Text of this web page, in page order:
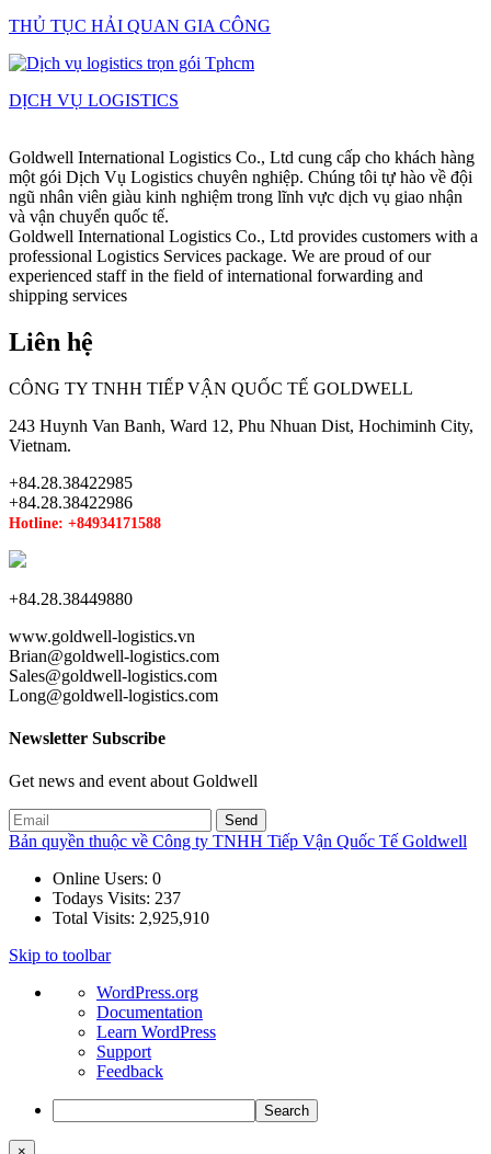
THỦ TỤC HẢI QUAN GIA CÔNG
DỊCH VỤ LOGISTICS
Goldwell International Logistics Co., Ltd cung cấp cho khách hàng
một gói Dịch Vụ Logistics chuyên nghiệp. Chúng tôi tự hào về đội
ngũ nhân viên giàu kinh nghiệm trong lĩnh vực dịch vụ giao nhận
và vận chuyển quốc tế.
Goldwell International Logistics Co., Ltd provides customers with a
professional Logistics Services package. We are proud of our
experienced staff in the field of international forwarding and
shipping services
Liên hệ
CÔNG TY TNHH TIẾP VẬN QUỐC TẾ GOLDWELL
243 Huynh Van Banh, Ward 12, Phu Nhuan Dist, Hochiminh City,
Vietnam.
+84.28.38422985
+84.28.38422986
Hotline: +84934171588
+84.28.38449880
www.goldwell-logistics.vn
Brian@goldwell-logistics.com
Sales@goldwell-logistics.com
Long@goldwell-logistics.com
Newsletter Subscribe
Get news and event about Goldwell
Bản quyền thuộc về Công ty TNHH Tiếp Vận Quốc Tế Goldwell
Online Users: 0
Todays Visits: 237
Total Visits: 2,925,910
Skip to toolbar
About
WordPress
WordPress.org
Documentation
Learn WordPress
Support
Feedback
Search